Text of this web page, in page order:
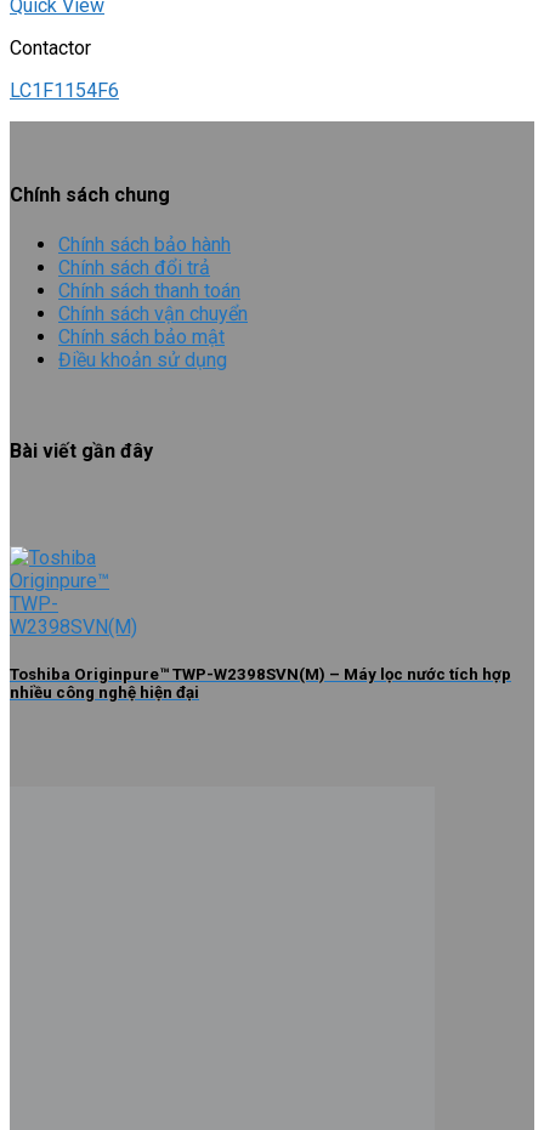
Quick View
Contactor
LC1F1154F6
Chính sách chung
Chính sách bảo hành
Chính sách đổi trả
Chính sách thanh toán
Chính sách vận chuyển
Chính sách bảo mật
Điều khoản sử dụng
Bài viết gần đây
Toshiba Originpure™ TWP-W2398SVN(M) – Máy lọc nước tích hợp
nhiều công nghệ hiện đại